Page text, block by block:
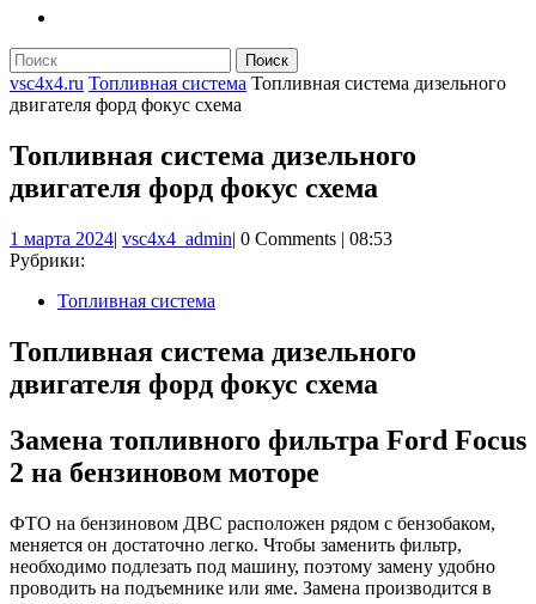
КНОПКА
Найти:
vsc4x4.ru Топливная система Топливная система дизельного
двигателя форд фокус схема
Топливная система дизельного
двигателя форд фокус схема
1 марта 20241| vsc4x4_adminvsc4x4_admin
| 0 Comments | 08:53
Рубрики:
Топливная система
Топливная система дизельного
двигателя форд фокус схема
Замена топливного фильтра Ford Focus
2 на бензиновом моторе
ФТО на бензиновом ДВС расположен рядом с бензобаком,
меняется он достаточно легко. Чтобы заменить фильтр,
необходимо подлезать под машину, поэтому замену удобно
проводить на подъемнике или яме. Замена производится в